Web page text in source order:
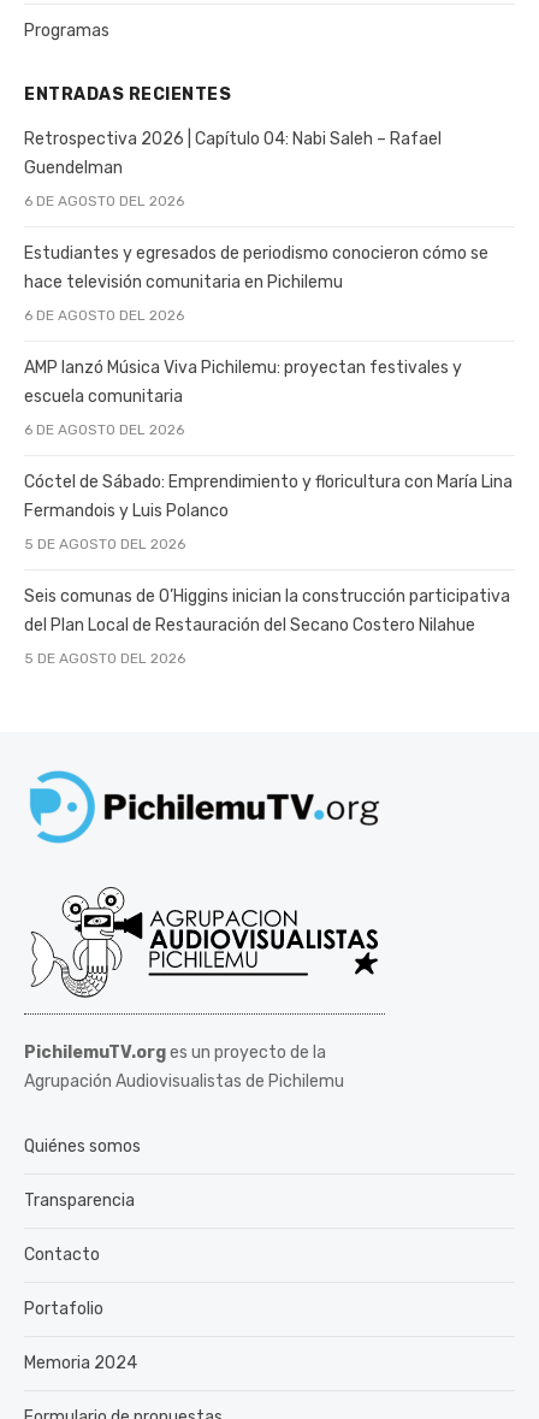
Programas
ENTRADAS RECIENTES
Retrospectiva 2026 | Capítulo 04: Nabi Saleh – Rafael
Guendelman
6 DE AGOSTO DEL 2026
Estudiantes y egresados de periodismo conocieron cómo se
hace televisión comunitaria en Pichilemu
6 DE AGOSTO DEL 2026
AMP lanzó Música Viva Pichilemu: proyectan festivales y
escuela comunitaria
6 DE AGOSTO DEL 2026
Cóctel de Sábado: Emprendimiento y floricultura con María Lina
Fermandois y Luis Polanco
5 DE AGOSTO DEL 2026
Seis comunas de O’Higgins inician la construcción participativa
del Plan Local de Restauración del Secano Costero Nilahue
5 DE AGOSTO DEL 2026
PichilemuTV.orges un proyecto de la
Agrupación Audiovisualistas de Pichilemu
Quiénes somos
Transparencia
Contacto
Portafolio
Memoria 2024